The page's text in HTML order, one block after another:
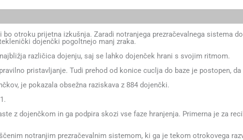
bo otroku prijetna izkušnja. Zaradi notranjega prezračevalnega sistema
dojenčki pogoltnejo manj zraka.
različica dojenju, saj se lahko dojenček hrani s svojim ritmom.
pristavljanje. Tudi prehod od konice cuclja do baze je postopen,
je pokazala obsežna raziskava z 884 dojenčki.
z dojenčkom in ga podpira skozi vse faze hranjenja. Primerna je za
notranjim prezračevalnim sistemom, ki ga je tekom otrokovega